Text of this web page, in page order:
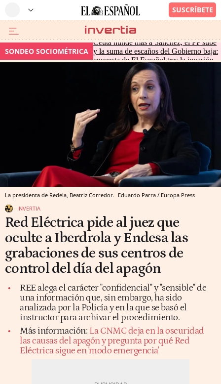
SONDEO SOCIOMÉTRICA
Ceuta hunde más a Sánchez, el PP sube
y la suma de escaños del Gobierno baja:
encuesta de El Español tras la invasión
La presidenta de Redeia, Beatriz Corredor. Eduardo Parra / Europa Press
INVERTIA
Red Eléctrica pide al juez que
oculte a Iberdrola y Endesa las
grabaciones de sus centros de
control del día del apagón
REE alega el carácter "confidencial" y "sensible" de
una información que, sin embargo, ha sido
analizada por la Policía y en la que se basó el
instructor para archivar el procedimiento.
Más información: La CNMC deja en la oscuridad
las causas del apagón y pregunta por qué Red
Eléctrica sigue en 'modo emergencia'